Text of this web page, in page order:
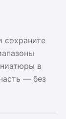
сохраните
в
— без